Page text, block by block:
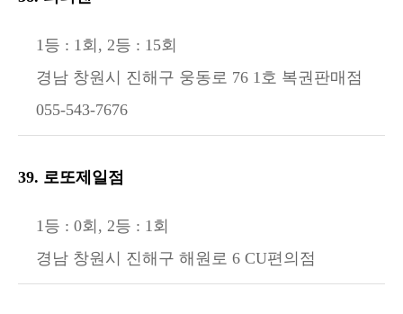
1등 : 1회, 2등 : 15회
경남 창원시 진해구 웅동로 76 1호 복권판매점
055-543-7676
39. 로또제일점
1등 : 0회, 2등 : 1회
경남 창원시 진해구 해원로 6 CU편의점